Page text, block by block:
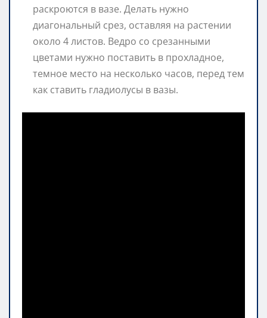
раскроются в вазе. Делать нужно
диагональный срез, оставляя на растении
около 4 листов. Ведро со срезанными
цветами нужно поставить в прохладное,
темное место на несколько часов, перед тем
как ставить гладиолусы в вазы.